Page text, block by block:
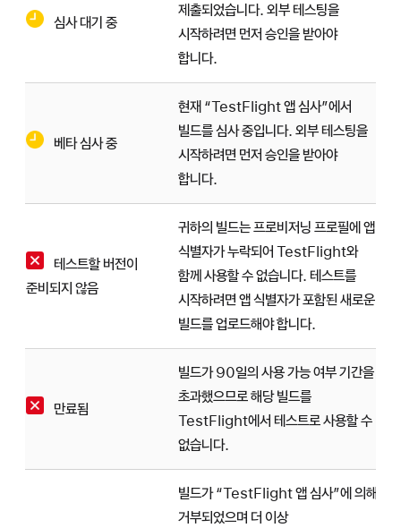
심사 대기 중
제출되었습니다. 외부 테스팅을
시작하려면 먼저 승인을 받아야
합니다.
베타 심사 중
현재 “TestFlight 앱 심사”에서
빌드를 심사 중입니다. 외부 테스팅을
시작하려면 먼저 승인을 받아야
합니다.
테스트할 버전이
준비되지 않음
귀하의 빌드는 프로비저닝 프로필에 앱
식별자가 누락되어 TestFlight와
함께 사용할 수 없습니다. 테스트를
시작하려면 앱 식별자가 포함된 새로운
빌드를 업로드해야 합니다.
만료됨
빌드가 90일의 사용 가능 여부 기간을
초과했으므로 해당 빌드를
TestFlight에서 테스트로 사용할 수
없습니다.
빌드가 “TestFlight 앱 심사”에 의해
거부되었으며 더 이상